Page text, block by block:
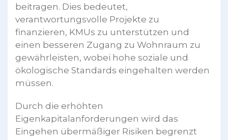
beitragen. Dies bedeutet,
verantwortungsvolle Projekte zu
finanzieren, KMUs zu unterstützen und
einen besseren Zugang zu Wohnraum zu
gewährleisten, wobei hohe soziale und
ökologische Standards eingehalten werden
müssen.
Durch die erhöhten
Eigenkapitalanforderungen wird das
Eingehen übermäßiger Risiken begrenzt